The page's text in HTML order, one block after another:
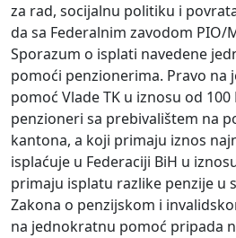
za rad, socijalnu politiku i
da sa Federalnim zavodom
Sporazum o isplati navedene
pomoći penzionerima. Pravo na
pomoć Vlade TK u iznosu od
penzioneri sa prebivalištem na
kantona, a koji primaju iznos
isplaćuje u Federaciji BiH u
primaju isplatu razlike penzije u
Zakona o penzijskom i
na jednokratnu pomoć pripada